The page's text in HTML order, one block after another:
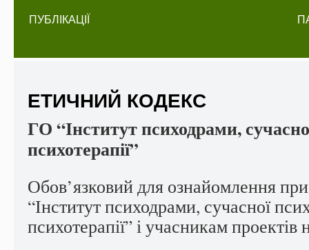
ПУБЛІКАЦІЇ
ЕТИЧНИЙ КОДЕКС
ГО “Інститут психодрами,
психотерапії”
Обов’язковий для ознайомлення
“Інститут психодрами, сучасної
психотерапії” і учасникам проектів